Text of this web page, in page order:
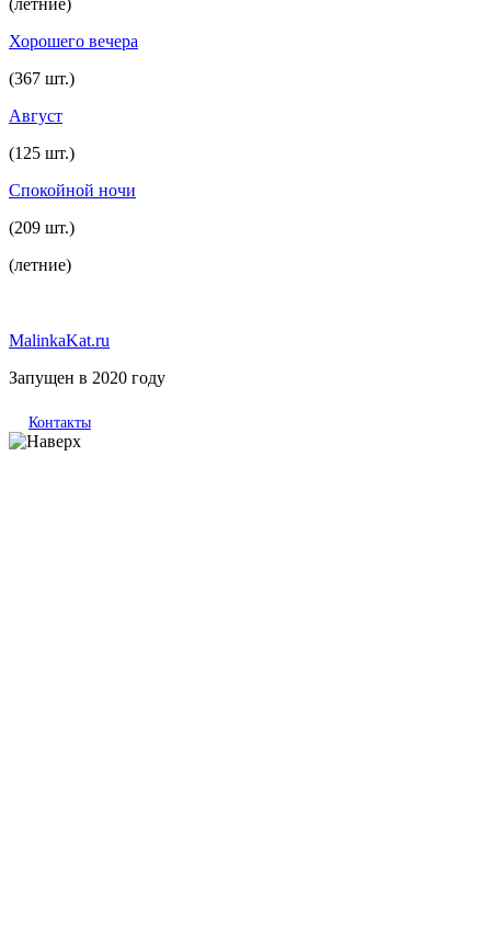
Хорошего вечера
(367 шт.)
Август
(125 шт.)
Спокойной ночи
(209 шт.)
(летние)
MalinkaKat.ru
Запущен в 2020 году
Контакты